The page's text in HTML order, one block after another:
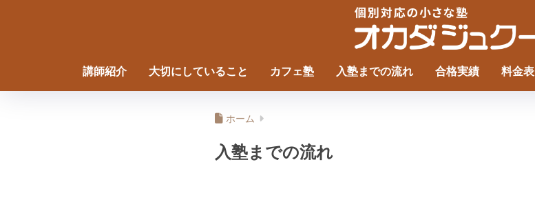
講師紹介 大切にしていること カフェ塾 入塾までの流れ 合格実績 料金表
ホーム
入塾までの流れ